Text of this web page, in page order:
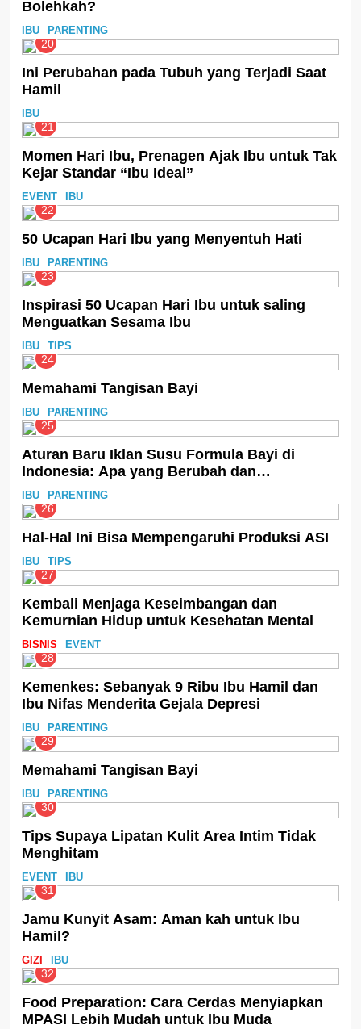
Bolehkah?
IBU PARENTING
20
Ini Perubahan pada Tubuh yang Terjadi Saat
Hamil
IBU
21
Momen Hari Ibu, Prenagen Ajak Ibu untuk Tak
Kejar Standar “Ibu Ideal”
EVENT IBU
22
50 Ucapan Hari Ibu yang Menyentuh Hati
IBU PARENTING
23
Inspirasi 50 Ucapan Hari Ibu untuk saling
Menguatkan Sesama Ibu
IBU TIPS
24
Memahami Tangisan Bayi
IBU PARENTING
25
Aturan Baru Iklan Susu Formula Bayi di
Indonesia: Apa yang Berubah dan
Dampaknya
IBU PARENTING
26
Hal-Hal Ini Bisa Mempengaruhi Produksi ASI
IBU TIPS
27
Kembali Menjaga Keseimbangan dan
Kemurnian Hidup untuk Kesehatan Mental
BISNIS EVENT
28
Kemenkes: Sebanyak 9 Ribu Ibu Hamil dan
Ibu Nifas Menderita Gejala Depresi
IBU PARENTING
29
Memahami Tangisan Bayi
IBU PARENTING
30
Tips Supaya Lipatan Kulit Area Intim Tidak
Menghitam
EVENT IBU
31
Jamu Kunyit Asam: Aman kah untuk Ibu
Hamil?
GIZI IBU
32
Food Preparation: Cara Cerdas Menyiapkan
MPASI Lebih Mudah untuk Ibu Muda